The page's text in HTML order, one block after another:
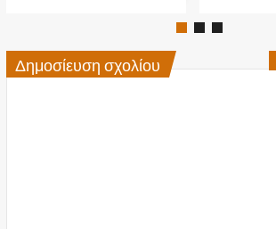
Δημοσίευση σχολίου